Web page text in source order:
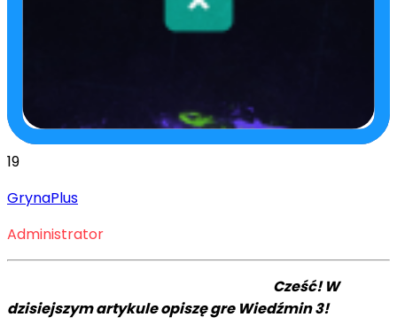
19
GrynaPlus
Administrator
Cześć! W
dzisiejszym artykule opiszę gre Wiedźmin 3!